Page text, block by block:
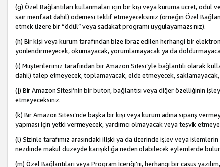
(g) Özel Bağlantıları kullanmaları için bir kişi veya kuruma ücret, ödül
sair menfaat dahil) ödemesi teklif etmeyeceksiniz (örneğin Özel
etmek üzere bir “ödül” veya sadakat programı uygulayamazsınız).
(h) Bir kişi veya kurum tarafından bize ibraz edilen herhangi bir
yönlendirmeyecek, okumayacak, yorumlamayacak ya da
(i) Müşterilerimiz tarafından bir Amazon Sitesi’yle bağlantılı olarak
dahil) talep etmeyecek, toplamayacak, elde etmeyecek,
(j) Bir Amazon Sitesi’nin bir buton, bağlantısı veya diğer özelliğinin
etmeyeceksiniz.
(k) Bir Amazon Sitesi’nde başka bir kişi veya kurum adına sipariş
yapması için yetki vermeyecek, yardımcı olmayacak veya teşvik
(l) Sizinle tarafımız arasındaki ilişki ya da üzerinde işlev veya
nezdinde makul düzeyde karışıklığa neden olabilecek eylemlerde
(m) Özel Bağlantıları veya Program İçeriği’ni, herhangi bir casus